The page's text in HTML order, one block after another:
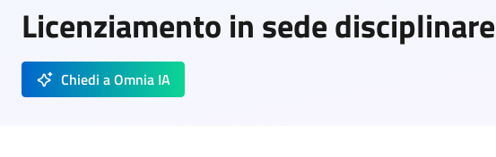
Licenziamento in sede disciplinare
Chiedi a Omnia IA